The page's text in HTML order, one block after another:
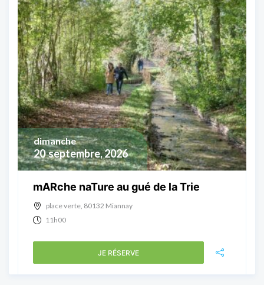
20 septembre, 2026
dimanche
mARche naTure au gué de la Trie
place verte, 80132 Miannay
11h00
JE RÉSERVE